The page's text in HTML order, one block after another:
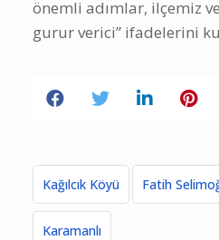
önemli adımlar, ilçemiz
gurur verici” ifadelerini
Kağılcık Köyü Fatih
Karamanlı